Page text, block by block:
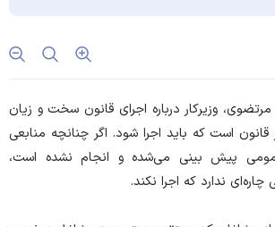
وزیرکار درباره اجرای قانون سخت و زیان
قانون است که باید اجرا شود. اگر چنانچه منابعی
پیش بینی می‌شده و انجام نشده است،
ندارد که اجرا نکند.